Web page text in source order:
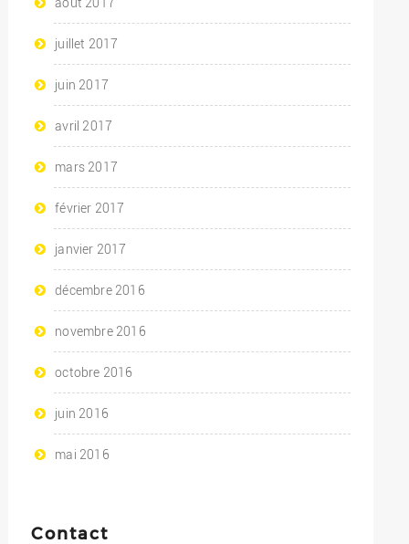
août 2017
juillet 2017
juin 2017
avril 2017
mars 2017
février 2017
janvier 2017
décembre 2016
novembre 2016
octobre 2016
juin 2016
mai 2016
Contact